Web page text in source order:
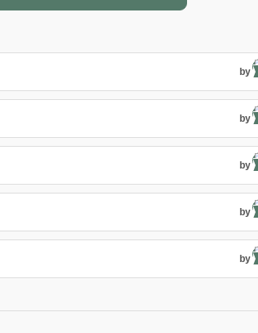
by
by
by
by
by